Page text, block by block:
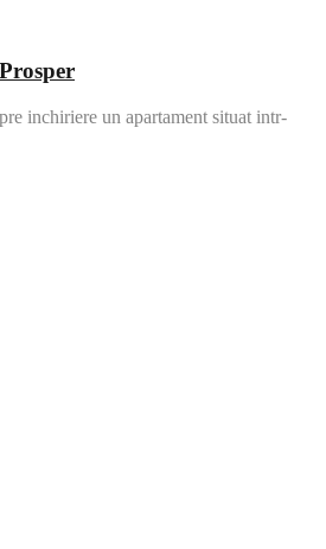
inchiriere un apartament situat intr-